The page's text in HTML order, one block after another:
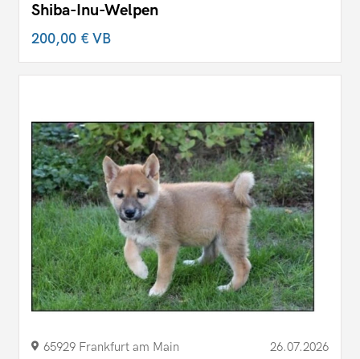
Shiba-Inu-Welpen
200,00 €VB
65929 Frankfurt am Main 26.07.2026